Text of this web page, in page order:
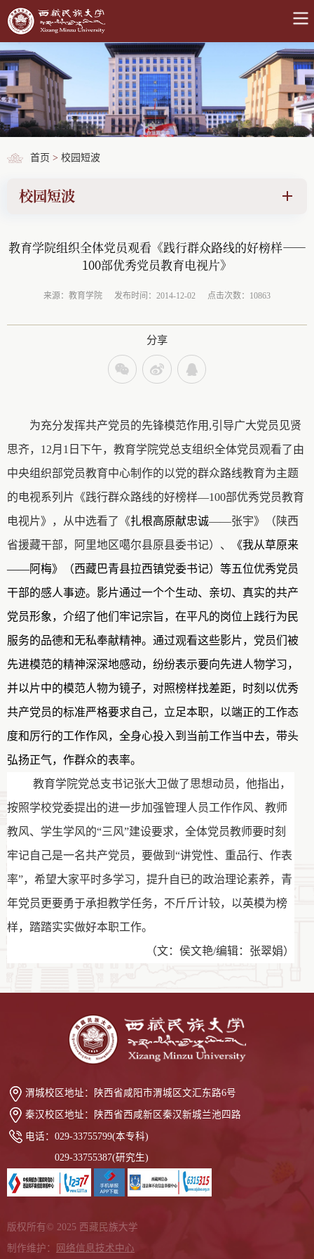
首页 > 校园短波
校园短波
教育学院组织全体党员观看《践行群众路线的好榜样——
100部优秀党员教育电视片》
来源：教育学院 发布时间：2014-12-02 点击次数：10863
分享
为充分发挥共产党员的先锋模范作用,引导广大党员见贤
思齐，12月1日下午，教育学院党总支组织全体党员观看了由
中央组织部党员教育中心制作的以党的群众路线教育为主题
的电视系列片《践行群众路线的好榜样—100部优秀党员教育
电视片》，从中选看了《扎根高原献忠诚——张宇》（陕西
省援藏干部，阿里地区噶尔县原县委书记）、
《我从草原来
——阿梅》（西藏巴青县拉西镇党委书记）等五位优秀党员
干部的感人事迹。 影片通过一个个生动、亲切、真实的共产
党员形象， 介绍了他们 牢记宗旨，在平凡的岗位上践行为民
服务的品德和无私奉献精神。 通过观看这些影片，党员们被
先进模范的精神深深地感动， 纷纷表示要向先进人物学习，
并以片中的模范人物为镜子，对照榜样找差距，
时刻以优秀
共产党员的标准严格要求自己，立足本职，以端正的工作态
度和厉行的工作作风，全身心投入到 当前工作当中去， 带头
弘扬正气，作群众的表率。
教育学院党总支书记张大卫做了思想动员，他指出，
按照学校党委提出的进一步加强管理人员工作作风、教师
教风、学生学风的“三风”建设要求，全体党员教师要时刻
牢记自己是一名共产党员，要做到“讲党性、重品行、作表
率”，希望大家平时多学习，提升自已的政治理论素养，青
年党员更要勇于承担教学任务，不斤斤计较，以英模为榜
样，踏踏实实做好本职工作。
（文：侯文艳/编辑：张翠娟）
渭城校区地址： 陕西省咸阳市渭城区文汇东路6号
秦汉校区地址： 陕西省西咸新区秦汉新城兰池四路
电话： 029-33755799(本专科)
029-33755387(研究生)
版权所有© 2025 西藏民族大学
制作维护：
网络信息技术中心